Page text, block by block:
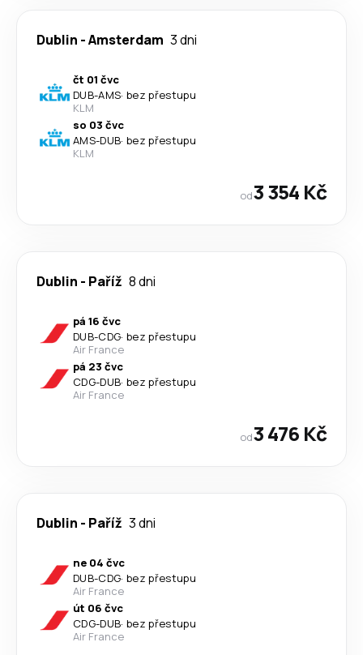
Dublin -Amsterdam 3 dni
čt 01 čvc
DUB-AMS· bez přestupu
KLM
so 03 čvc
AMS-DUB· bez přestupu
KLM
od3 354 Kč
Dublin - Paříž 8 dni
pá 16 čvc
DUB-CDG· bez přestupu
Air France
pá 23 čvc
CDG-DUB· bez přestupu
Air France
od3 476 Kč
Dublin - Paříž 3 dni
ne 04 čvc
DUB-CDG· bez přestupu
Air France
út 06 čvc
CDG-DUB· bez přestupu
Air France